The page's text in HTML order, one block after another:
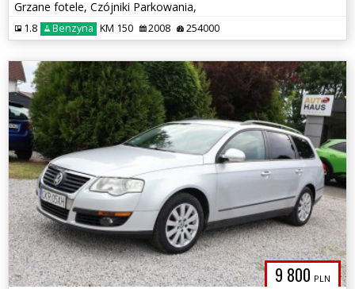
Grzane fotele, Czójniki Parkowania,
1.8 Benzyna KM 150 2008 254000
9 800 PLN